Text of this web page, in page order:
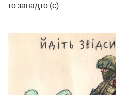
то занадто (с)